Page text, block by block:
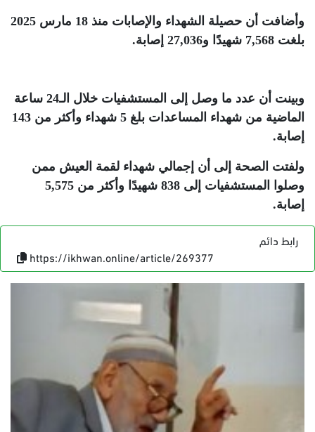
وأضافت أن حصيلة الشهداء والإصابات منذ 18 مارس 2025
بلغت 7,568 شهيدًا و27,036 إصابة
.
وبينت أن عدد ما وصل إلى المستشفيات خلال الـ24 ساعة
الماضية من شهداء المساعدات بلغ 5 شهداء وأكثر من 143
إصابة.
ولفتت الصحة إلى أن إجمالي شهداء لقمة العيش ممن
وصلوا المستشفيات إلى 838 شهيدًا وأكثر من 5,575
إصابة.
رابط دائم
https://ikhwan.online/article/269377